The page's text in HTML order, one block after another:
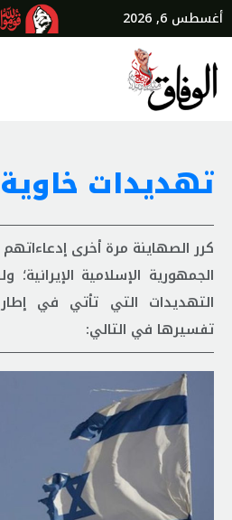
أغسطس 6, 2026
تهديدات خاوية
كرر الصهاينة مرة أخرى
الجمهورية الإسلامية
التهديدات التي تأتي في
تفسيرها في التالي: